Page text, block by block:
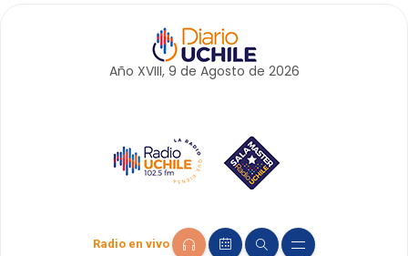
Año XVIII, 9 de Agosto de 2026
Radio en vivo